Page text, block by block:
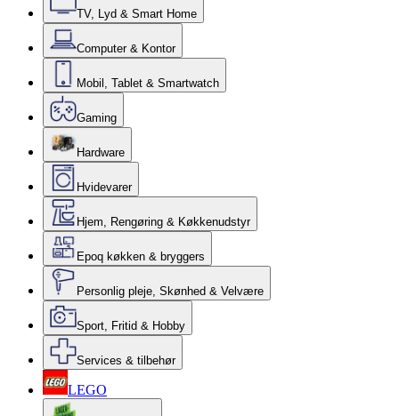
TV, Lyd & Smart Home
Computer & Kontor
Mobil, Tablet & Smartwatch
Gaming
Hardware
Hvidevarer
Hjem, Rengøring & Køkkenudstyr
Epoq køkken & bryggers
Personlig pleje, Skønhed & Velvære
Sport, Fritid & Hobby
Services & tilbehør
LEGO